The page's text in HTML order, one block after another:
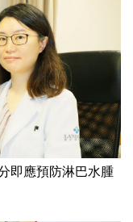
即應預防淋巴水腫